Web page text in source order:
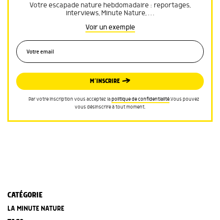
Votre escapade nature hebdomadaire : reportages,
interviews, Minute Nature, …
Voir un exemple
M’INSCRIRE
Par votre inscription vous acceptez lapolitique de confidentialité.Vous pouvez
vous désinscrire à tout moment.
CATÉGORIE
LA MINUTE NATURE